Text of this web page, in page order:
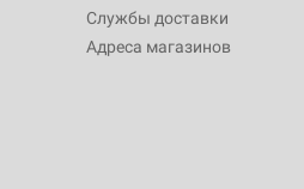
Службы доставки
Адреса магазинов